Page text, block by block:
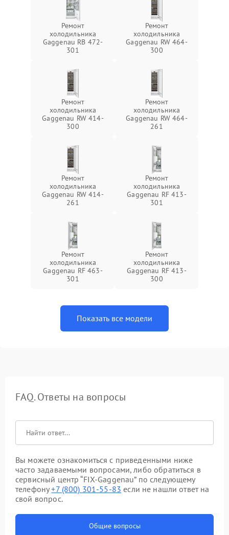
Ремонт
холодильника
Gaggenau RB 472-
301
Ремонт
холодильника
Gaggenau RW 464-
300
Ремонт
холодильника
Gaggenau RW 414-
300
Ремонт
холодильника
Gaggenau RW 464-
261
Ремонт
холодильника
Gaggenau RW 414-
261
Ремонт
холодильника
Gaggenau RF 413-
301
Ремонт
холодильника
Gaggenau RF 463-
301
Ремонт
холодильника
Gaggenau RF 413-
300
Показать все модели
FAQ. Ответы на вопросы
Вы можете ознакомиться с приведенными ниже
часто задаваемыми вопросами, либо обратиться в
сервисный центр “FIX-Gaggenau” по следующему
телефону+7 (800) 301-55-83 если не нашли ответ на
свой вопрос.
Общие вопросы